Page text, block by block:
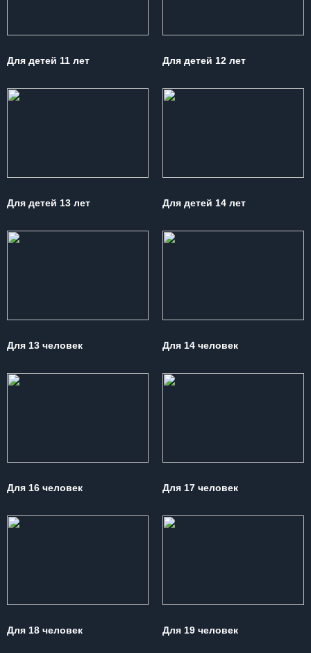
Для детей 11 лет Для детей 12 лет
Для детей 13 лет Для детей 14 лет
Для 13 человек Для 14 человек
Для 16 человек Для 17 человек
Для 18 человек Для 19 человек